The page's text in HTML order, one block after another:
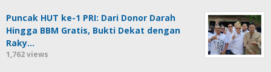
Puncak HUT ke-1 PRI: Dari Donor Darah
Hingga BBM Gratis, Bukti Dekat dengan
Raky…
1,762 views